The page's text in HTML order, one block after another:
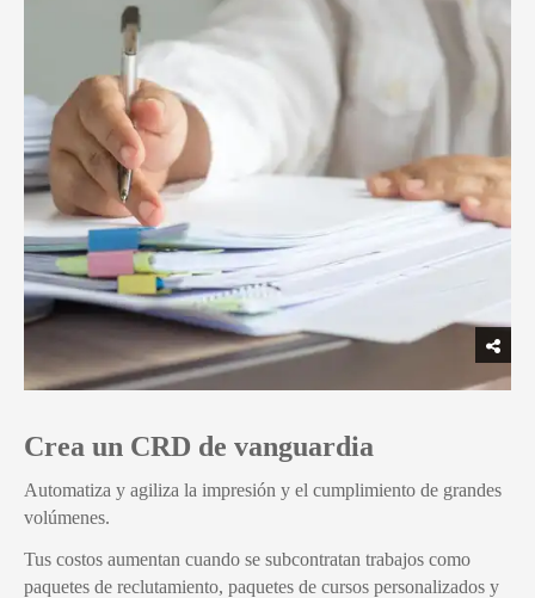
Crea un CRD de vanguardia
Automatiza y agiliza la impresión y el cumplimiento de grandes
volúmenes.
Tus costos aumentan cuando se subcontratan trabajos como
paquetes de reclutamiento, paquetes de cursos personalizados y